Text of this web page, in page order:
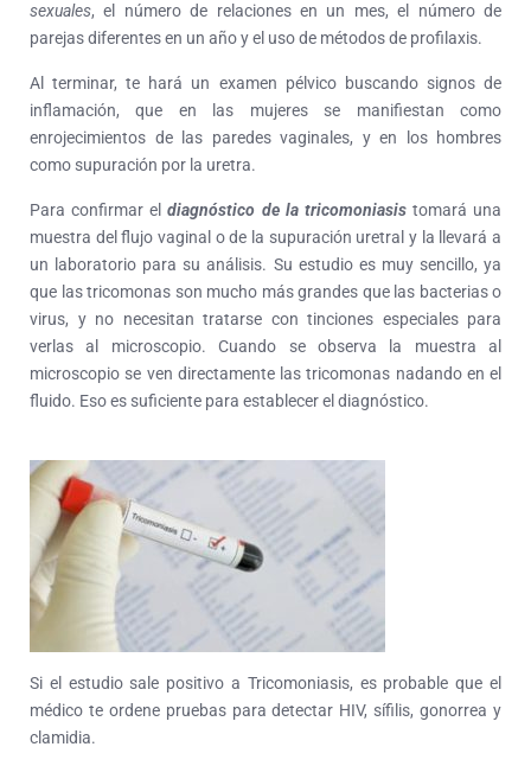
sexuales, el número de relaciones en un mes, el número de
parejas diferentes en un año y el uso de métodos de profilaxis.
Al terminar, te hará un examen pélvico buscando signos de
inflamación, que en las mujeres se manifiestan como
enrojecimientos de las paredes vaginales, y en los hombres
como supuración por la uretra.
Para confirmar eldiagnóstico de la tricomoniasistomará una
muestra del flujo vaginal o de la supuración uretral y la llevará a
un laboratorio para su análisis. Su estudio es muy sencillo, ya
que las tricomonas son mucho más grandes que las bacterias o
virus, y no necesitan tratarse con tinciones especiales para
verlas al microscopio. Cuando se observa la muestra al
microscopio se ven directamente las tricomonas nadando en el
fluido. Eso es suficiente para establecer el diagnóstico.
Si el estudio sale positivo a Tricomoniasis, es probable que el
médico te ordene pruebas para detectar HIV, sífilis, gonorrea y
clamidia.